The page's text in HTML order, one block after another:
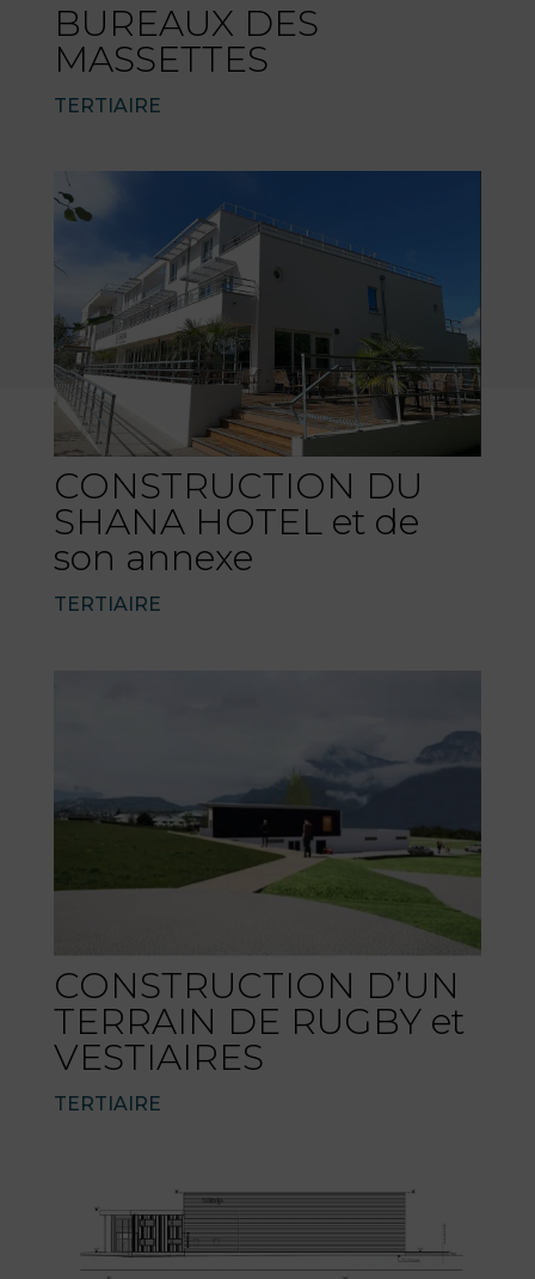
BUREAUX DES
MASSETTES
TERTIAIRE
CONSTRUCTION DU
SHANA HOTEL et de
son annexe
TERTIAIRE
CONSTRUCTION D’UN
TERRAIN DE RUGBY et
VESTIAIRES
TERTIAIRE